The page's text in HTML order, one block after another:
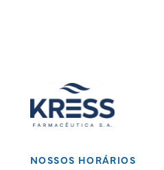
NOSSOS HORÁRIOS